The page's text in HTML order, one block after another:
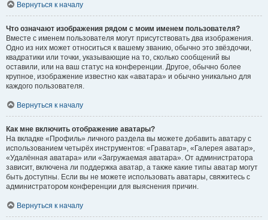
Вернуться к началу
Что означают изображения рядом с моим именем пользователя?
Вместе с именем пользователя могут присутствовать два изображения.
Одно из них может относиться к вашему званию, обычно это звёздочки,
квадратики или точки, указывающие на то, сколько сообщений вы
оставили, или на ваш статус на конференции. Другое, обычно более
крупное, изображение известно как «аватара» и обычно уникально для
каждого пользователя.
Вернуться к началу
Как мне включить отображение аватары?
На вкладке «Профиль» личного раздела вы можете добавить аватару с
использованием четырёх инструментов: «Граватар», «Галерея аватар»,
«Удалённая аватара» или «Загружаемая аватара». От администратора
зависит, включена ли поддержка аватар, а также какие типы аватар могут
быть доступны. Если вы не можете использовать аватары, свяжитесь с
администратором конференции для выяснения причин.
Вернуться к началу